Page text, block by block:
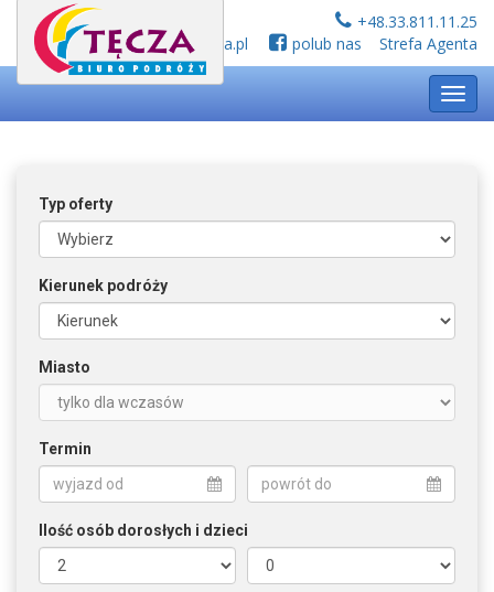
+48.33.811.11.25
biuro@tecza.pl
polub nas Strefa Agenta
Typ oferty
Kierunek podróży
Miasto
Termin
wyjazd od
powrót do
Ilość osób dorosłych i dzieci